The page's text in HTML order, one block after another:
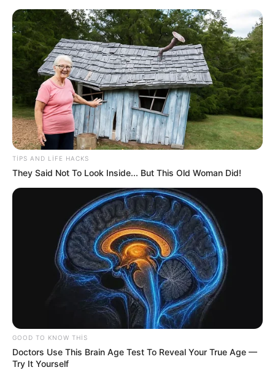
00:51 / 06 Avqust 2026 DÜNYA
İndoneziya sahillərindəzəlzələ oldu
TIPS AND LIFE HACKS
They Said Not To Look Inside... But This Old Woman Did!
GOOD TO KNOW THIS
Doctors Use This Brain Age Test To Reveal Your True Age —
Try It Yourself